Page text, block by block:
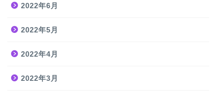
2022年6月
2022年5月
2022年4月
2022年3月